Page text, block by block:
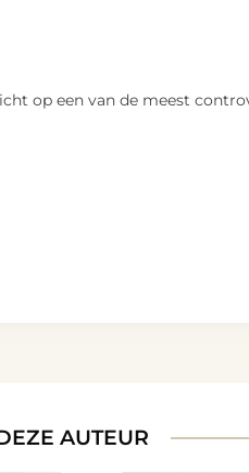
op een van de meest
AUTEUR